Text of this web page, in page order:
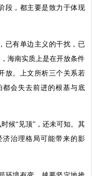
段，都主要是致力于体现
已有单边主义的干扰，已
海南实质上是在开放条件
放。上文所析三个关系若
会失去前进的根基与底
候“见顶”，还未可知。其
治理格局可能带来的影